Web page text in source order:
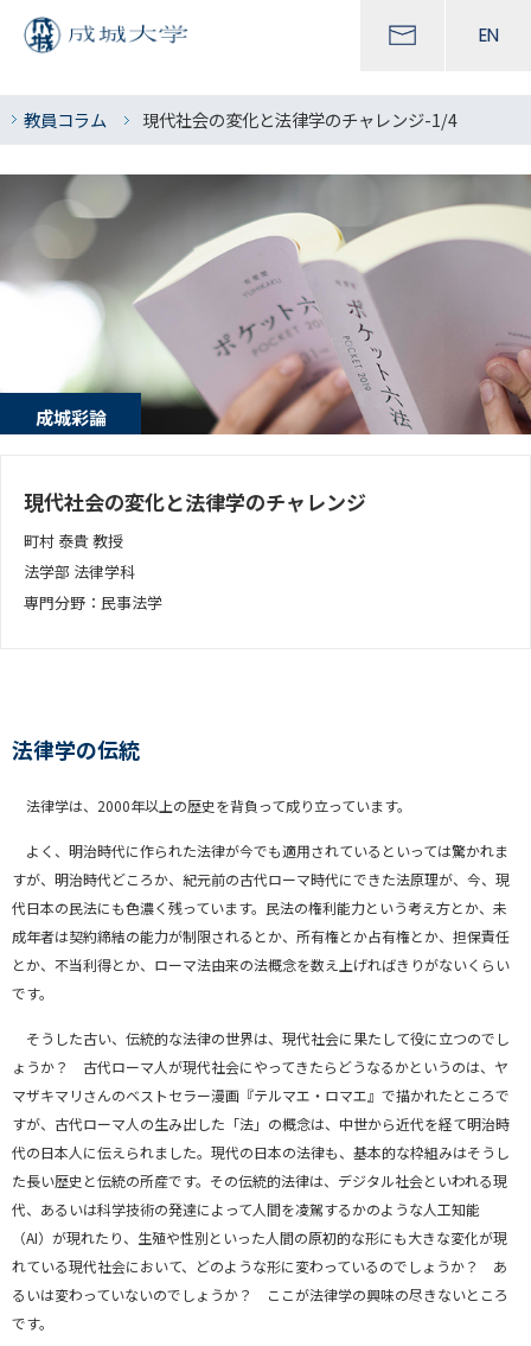
EN
教員コラム 現代社会の変化と法律学のチャレンジ-1/4
成城彩論
seijo salon
現代社会の変化と法律学のチャレンジ
町村 泰貴 教授
法学部 法律学科
専門分野：民事法学
法律学の伝統
法律学は、2000年以上の歴史を背負って成り立っています。
よく、明治時代に作られた法律が今でも適用されているといっては驚かれま
すが、明治時代どころか、紀元前の古代ローマ時代にできた法原理が、今、現
代日本の民法にも色濃く残っています。民法の権利能力という考え方とか、未
成年者は契約締結の能力が制限されるとか、所有権とか占有権とか、担保責任
とか、不当利得とか、ローマ法由来の法概念を数え上げればきりがないくらい
です。
そうした古い、伝統的な法律の世界は、現代社会に果たして役に立つのでし
ょうか？ 古代ローマ人が現代社会にやってきたらどうなるかというのは、ヤ
マザキマリさんのベストセラー漫画『テルマエ・ロマエ』で描かれたところで
すが、古代ローマ人の生み出した「法」の概念は、中世から近代を経て明治時
代の日本人に伝えられました。現代の日本の法律も、基本的な枠組みはそうし
た長い歴史と伝統の所産です。その伝統的法律は、デジタル社会といわれる現
代、あるいは科学技術の発達によって人間を凌駕するかのような人工知能
（AI）が現れたり、生殖や性別といった人間の原初的な形にも大きな変化が現
れている現代社会において、どのような形に変わっているのでしょうか？ あ
るいは変わっていないのでしょうか？ ここが法律学の興味の尽きないところ
です。